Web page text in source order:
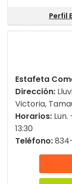
Perfil
Estafeta
Dirección:
Victoria,
Horarios: Lun.
13:30
Teléfono: